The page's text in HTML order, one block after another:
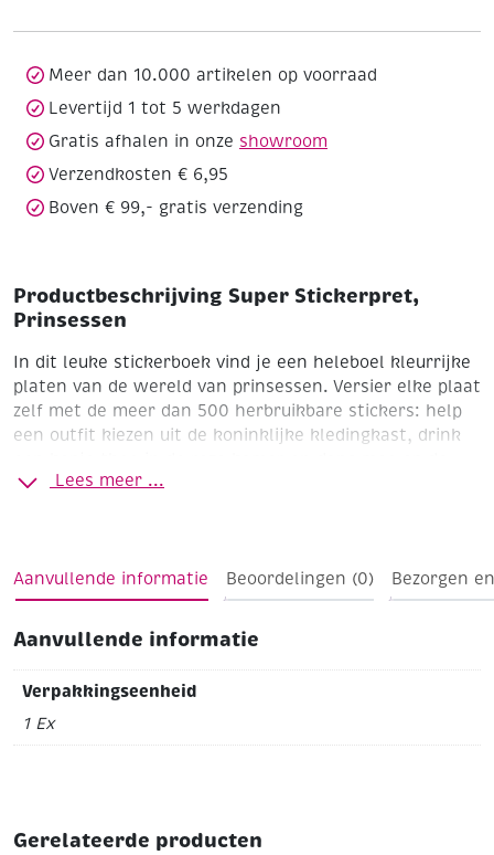
Meer dan 10.000 artikelen op voorraad
Levertijd 1 tot 5 werkdagen
Gratis afhalen in onze showroom
Verzendkosten € 6,95
Boven € 99,- gratis verzending
Productbeschrijving Super Stickerpret,
Prinsessen
In dit leuke stickerboek vind je een heleboel kleurrijke
platen van de wereld van prinsessen. Versier elke plaat
zelf met de meer dan 500 herbruikbare stickers: help
een outfit kiezen uit de koninklijke kledingkast, drink
mooiste muziek in de prachtige balzaal. Urenlang
Lees meer ...
Aanvullende informatie Beoordelingen (0) Bezorgen
Aanvullende informatie
Verpakkingseenheid
1 Ex
Gerelateerde producten